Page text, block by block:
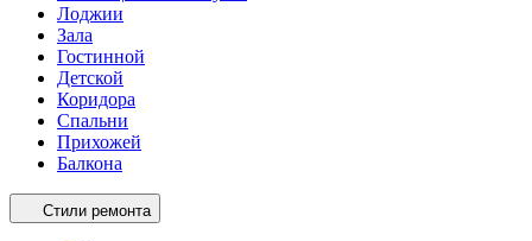
Лоджии
Зала
Гостинной
Детской
Коридора
Спальни
Прихожей
Балкона
Стили ремонта